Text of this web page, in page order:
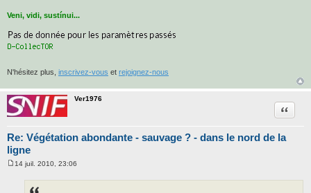
Veni, vidi, sustínui...
N'hésitez plus, inscrivez-vous et rejoignez-nous
Ver1976
Re: Végétation abondante - sauvage ? - dans le nord de la
ligne
14 juil. 2010, 23:06